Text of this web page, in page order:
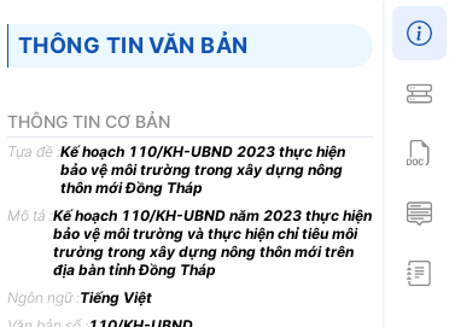
THÔNG TIN VĂN BẢN
THÔNG TIN CƠ BẢN
Tựa đề :Kế hoạch 110/KH-UBND 2023 thực hiện
bảo vệ môi trường trong xây dựng nông
thôn mới Đồng Tháp
Mô tả :Kế hoạch 110/KH-UBND năm 2023 thực hiện
bảo vệ môi trường và thực hiện chỉ tiêu môi
trường trong xây dựng nông thôn mới trên
địa bàn tỉnh Đồng Tháp
Ngôn ngữ :Tiếng Việt